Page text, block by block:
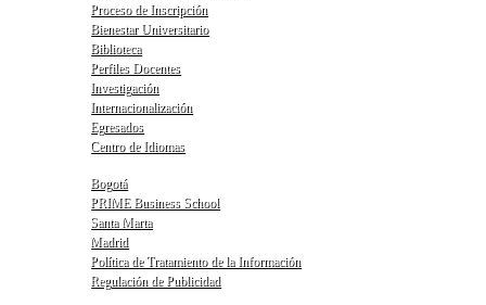
Proceso de Inscripción
Bienestar Universitario
Biblioteca
Perfiles Docentes
Investigación
Internacionalización
Egresados
Centro de Idiomas
Bogotá
PRIME Business School
Santa Marta
Madrid
Política de Tratamiento de la Información
Regulación de Publicidad